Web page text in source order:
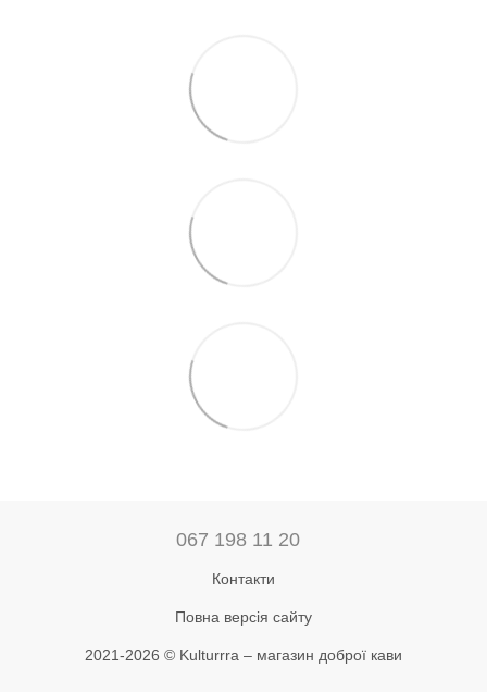
067 198 11 20
Контакти
Повна версія сайту
2021-2026 © Kulturrra – магазин доброї кави